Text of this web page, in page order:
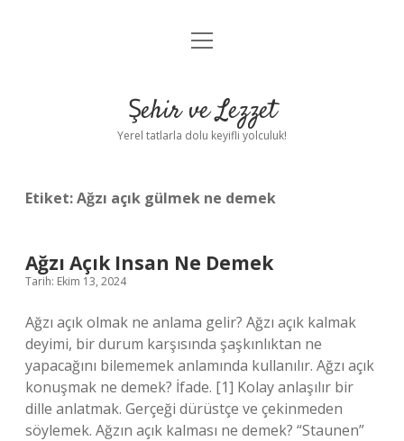
Anasayfa
Yasal Uyarı
menüyü
Şehir ve Lezzet
Yerel tatlarla dolu keyifli yolculuk!
Etiket:Ağzı açık gülmek ne demek
Ağzı Açık Insan Ne Demek
Tarih: Ekim 13, 2024
Ağzı açık olmak ne anlama gelir? Ağzı açık kalmak
deyimi, bir durum karşısında şaşkınlıktan ne
yapacağını bilememek anlamında kullanılır. Ağzı açık
konuşmak ne demek? İfade. [1] Kolay anlaşılır bir
dille anlatmak. Gerçeği dürüstçe ve çekinmeden
söylemek. Ağzın açık kalması ne demek? “Staunen”